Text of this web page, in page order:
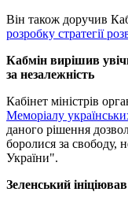
Він також доручив
розробку стратегії
Кабмін вирішив
за незалежність
Кабінет міністрів
Меморіалу
даного рішення
боролися за свободу,
України".
Зеленський